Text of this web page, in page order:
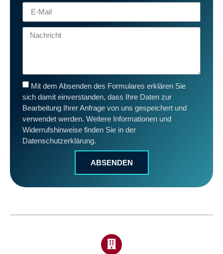
Mit dem Absenden des Formulares erklären Sie
sich damit einverstanden, dass Ihre Daten zur
Bearbeitung Ihrer Anfrage von uns gespeichert und
verwendet werden. Weitere Informationen und
Widerrufshinweise finden Sie in der
Datenschutzerklärung.
ABSENDEN